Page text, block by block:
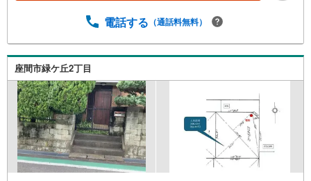
ライフプランのシミュレーション■住まいの広場TOWNSか
った物件をご紹介させて頂きます！ /他社様掲載物件も併せ
てご紹介可能ですのでお気軽にお問い合わせ下さい♪駐車
場もございますので、お車でのお越しも大歓迎です！
電話する （通話料無料）
座間市緑ケ丘2丁目